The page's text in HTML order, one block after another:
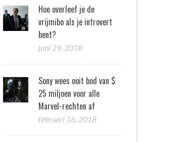
Hoe overleef je de
vrijmibo als je introvert
bent?
juni 29, 2018
Sony wees ooit bod van $
25 miljoen voor alle
Marvel-rechten af
februari 16, 2018